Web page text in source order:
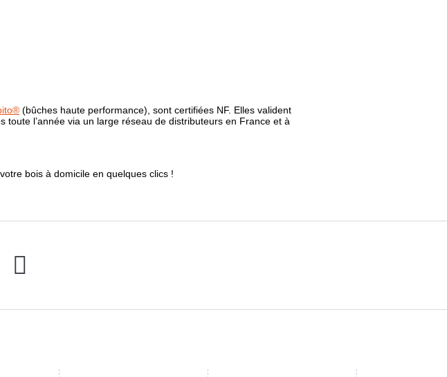
(bûches haute performance), sont certifiées NF. Elles valident
toute l’année via un large réseau de distributeurs en France et à
bois à domicile en quelques clics !